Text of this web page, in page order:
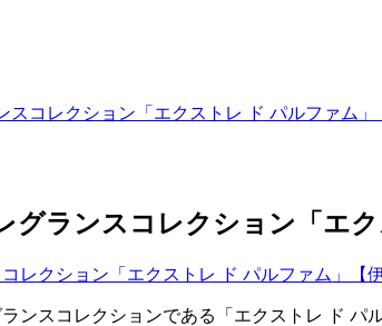
スコレクション「エクストレ ド パルファム」
グランスコレクション「エ
ンスコレクションである「エクストレ ド パ